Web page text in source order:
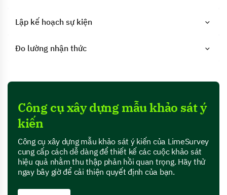
Lập kế hoạch sự kiện
Đo lường nhận thức
Công cụ xây dựng mẫu khảo sát ý
kiến
Công cụ xây dựng mẫu khảo sát ý kiến của LimeSurvey
cung cấp cách dễ dàng để thiết kế các cuộc khảo sát
hiệu quả nhằm thu thập phản hồi quan trọng. Hãy thử
ngay bây giờ để cải thiện quyết định của bạn.